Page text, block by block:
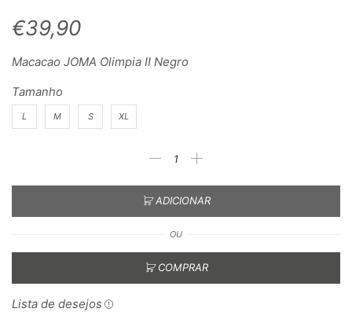
€39,90
Macacao JOMA Olimpia II Negro
Tamanho
L M S XL
ADICIONAR
OU
COMPRAR
Lista de desejos